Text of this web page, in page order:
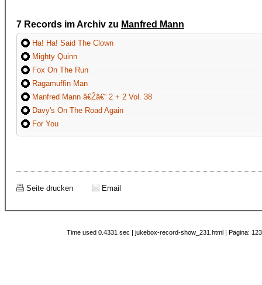
7 Records im Archiv zu Manfred Mann
Ha! Ha! Said The Clown
Mighty Quinn
Fox On The Run
Ragamuffin Man
Manfred Mann â€Žâ€“ 2 + 2 Vol. 38
Davy's On The Road Again
For You
Seite drucken Email
Time used 0.4331 sec | jukebox-record-show_231.html | Pagina: